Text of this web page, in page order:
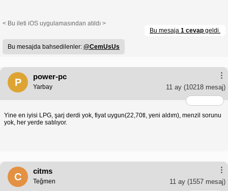
< Bu ileti iOS uygulamasından atıldı >
Bu mesaja 1 cevap geldi.
Bu mesajda bahsedilenler: @CemUsUs
P
power-pc
11 ay (10218 mesaj)
Yarbay
Yine en iyisi LPG, şarj derdi yok, fiyat uygun(22,70tl, yeni aldım), menzil sorunu
yok, her yerde satılıyor.
C
citms
11 ay (1557 mesaj)
Teğmen